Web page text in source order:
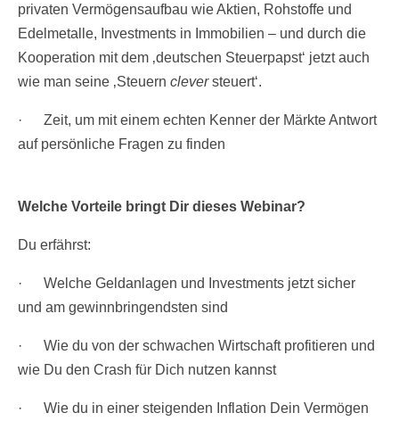
privaten Vermögensaufbau wie Aktien, Rohstoffe und
Edelmetalle, Investments in Immobilien – und durch die
Kooperation mit dem ‚deutschen Steuerpapst‘ jetzt auch
wie man seine ‚Steuern cleversteuert‘.
· Zeit, um mit einem echten Kenner der Märkte Antwort
auf persönliche Fragen zu finden
Welche Vorteile bringt Dir dieses Webinar?
Du erfährst:
· Welche Geldanlagen und Investments jetzt sicher
und am gewinnbringendsten sind
· Wie du von der schwachen Wirtschaft profitieren und
wie Du den Crash für Dich nutzen kannst
· Wie du in einer steigenden Inflation Dein Vermögen